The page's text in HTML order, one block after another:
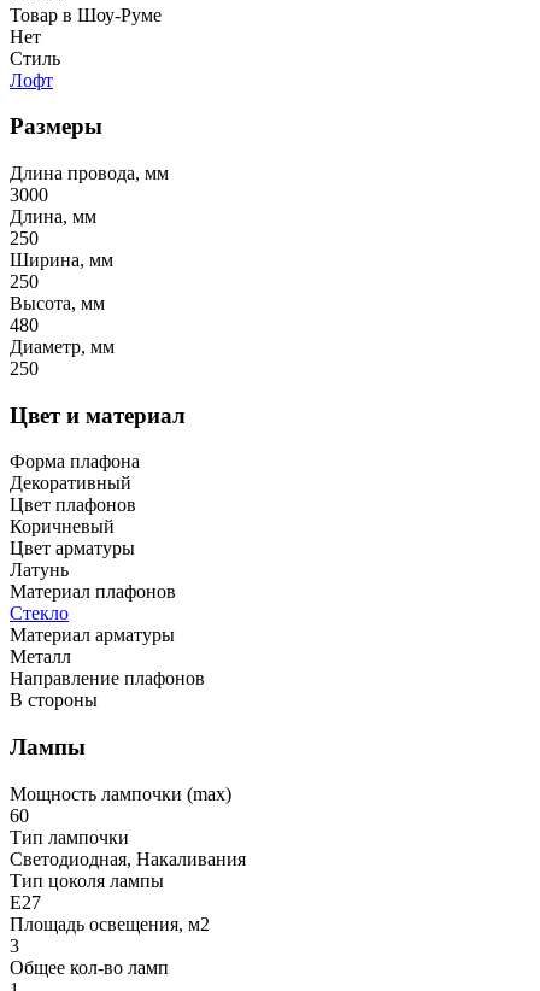
Товар в Шоу-Руме
Нет
Стиль
Лофт
Размеры
Длина провода, мм
3000
Длина, мм
250
Ширина, мм
250
Высота, мм
480
Диаметр, мм
250
Цвет и материал
Форма плафона
Декоративный
Цвет плафонов
Коричневый
Цвет арматуры
Латунь
Материал плафонов
Стекло
Материал арматуры
Металл
Направление плафонов
В стороны
Лампы
Мощность лампочки (max)
60
Тип лампочки
Светодиодная, Накаливания
Тип цоколя лампы
E27
Площадь освещения, м2
3
Общее кол-во ламп